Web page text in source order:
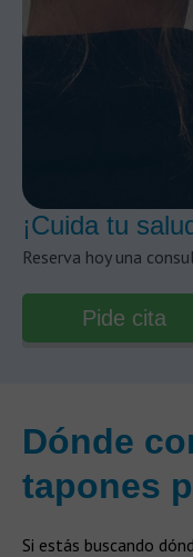
¡Cuida tu
Reserva hoy una
Pide cita
Dónde
tapones
Si estás buscando